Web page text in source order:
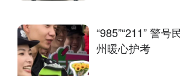
“985”“211” 警
州暖心护考